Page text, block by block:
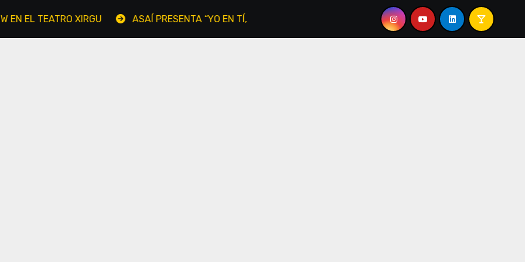
TEATRO XIRGU ASAÍ PRESENTA “YO EN TÍ, TÚ EN MI” TEO PÉREZ: “EL JAZZ ME DEVUELVE EL AIRE A LOS